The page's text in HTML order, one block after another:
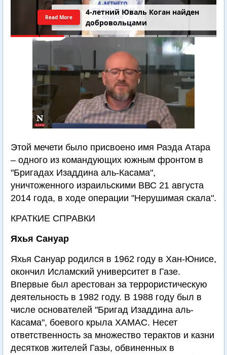
4-летний Юваль Коган найден
добровольцами
Read More
Этой мечети было присвоено имя Раэда Атара
– одного из командующих южным фронтом в
"Бригадах Изаддина аль-Касама",
уничтоженного израильскими ВВС 21 августа
2014 года, в ходе операции "Нерушимая скала".
КРАТКИЕ СПРАВКИ
Яхья Сануар
Яхья Сануар родился в 1962 году в Хан-Юнисе,
окончил Исламский университет в Газе.
Впервые был арестован за террористическую
деятельность в 1982 году. В 1988 году был в
числе основателей "Бригад Изаддина аль-
Касама", боевого крыла ХАМАС. Несет
ответственность за множество терактов и казни
десятков жителей Газы, обвиненных в